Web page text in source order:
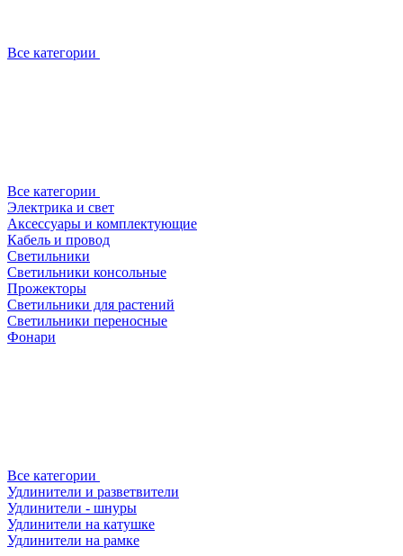
Все категории
Все категории
Электрика и свет
Аксессуары и комплектующие
Кабель и провод
Светильники
Светильники консольные
Прожекторы
Светильники для растений
Светильники переносные
Фонари
Все категории
Удлинители и разветвители
Удлинители - шнуры
Удлинители на катушке
Удлинители на рамке